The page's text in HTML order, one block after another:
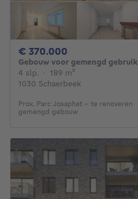
€ 370.000
Gebouw voor gemengd gebruik
4 slp. 4 slaapkamers
· 189 m²
1030 Schaerbeek
Prox. Parc Josaphat - te renoveren
gemengd gebouw